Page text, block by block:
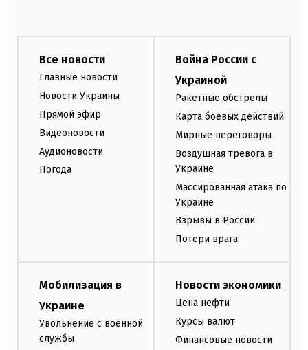
Все новости
Главные новости
Новости Украины
Прямой эфир
Видеоновости
Аудионовости
Погода
Война России с
Украиной
Ракетные обстрелы
Карта боевых действий
Мирные переговоры
Воздушная тревога в
Украине
Массированная атака по
Украине
Взрывы в России
Потери врага
Мобилизация в
Украине
Увольнение с военной
службы
Новости экономики
Цена нефти
Курсы валют
Финансовые новости